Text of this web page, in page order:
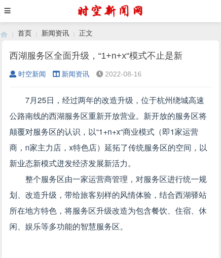
›
首页
›
新闻资讯
›
正文
西湖服务区全面升级，“1+n+x“模式不止是新
时空新闻 新闻资讯 2022-08-16
7月25日，经过两年的改造升级，位于杭州绕城高速
公路南线的西湖服务区重新开放营业。新开放的服务区将
颠覆对服务区的认识，以“1+n+x“商业模式（即1家运营
商，n家主力店，x特色店）延拓了传统服务区的空间，以
新业态新模式迸发经济发展新活力。
整个服务区由一家运营商管理，对服务区进行统一规
划、改造升级，带给旅客别样的风情体验，结合西湖驿站
所在地方特色，将服务区升级改造为包含餐饮、住宿、休
闲、娱乐等多功能的智慧服务区。